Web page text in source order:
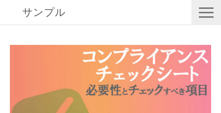
サンプル
導入事例
動画で学ぶ
セミナー／イベント